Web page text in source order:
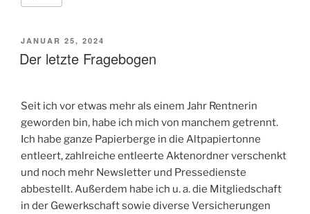
VERÖFFENTLICHT
AM
JANUAR 25, 2024
Der letzte Fragebogen
Seit ich vor etwas mehr als einem Jahr Rentnerin
geworden bin, habe ich mich von manchem getrennt.
Ich habe ganze Papierberge in die Altpapiertonne
entleert, zahlreiche entleerte Aktenordner verschenkt
und noch mehr Newsletter und Pressedienste
abbestellt. Außerdem habe ich u. a. die Mitgliedschaft
in der Gewerkschaft sowie diverse Versicherungen